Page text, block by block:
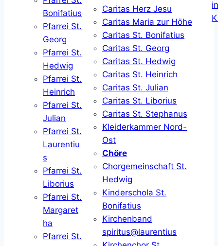
Bonifatius
Pfarrei St.
Georg
Pfarrei St.
Hedwig
Pfarrei St.
Heinrich
Pfarrei St.
Julian
Pfarrei St.
Laurentiu
s
Pfarrei St.
Liborius
Pfarrei St.
Margaret
ha
Pfarrei St.
Caritas Herz Jesu
Caritas Maria zur Höhe
Caritas St. Bonifatius
Caritas St. Georg
Caritas St. Hedwig
Caritas St. Heinrich
Caritas St. Julian
Caritas St. Liborius
Caritas St. Stephanus
Kleiderkammer Nord-
Ost
Chöre
Chorgemeinschaft St.
Hedwig
Kinderschola St.
Bonifatius
Kirchenband
spiritus@laurentius